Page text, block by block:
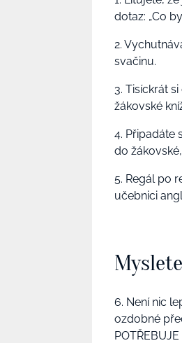
dotaz: „Co
2.
svačinu.
3. Tisíckrát
žákovské
4. Připadáte
do
5. Regál po
učebnici
6. Není nic
ozdobné